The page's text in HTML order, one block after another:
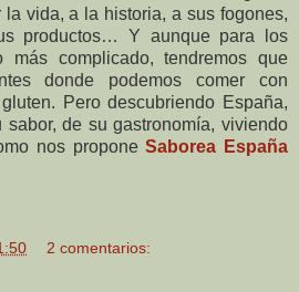
vida, a la historia, a sus fogones,
productos… Y aunque para los
complicado, tendremos que
donde podemos comer con
Pero descubriendo España,
de su gastronomía, viviendo
nos proponeSaborea España
2 comentarios: